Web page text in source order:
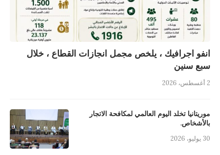
انفو اجرافيك ، يلخص مجمل انجازات القطاع ، خلال
سبع سنين
2 أغسطس، 2026
موريتانيا تخلد اليوم العالمي لمكافحة الاتجار
بالأشخاص.
30 يوليو، 2026